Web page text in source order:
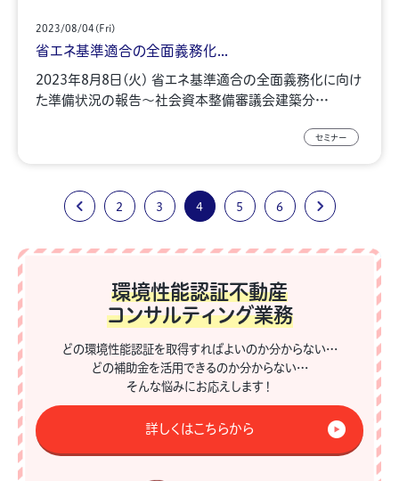
2023/08/04(Fri)
省エネ基準適合の全面義務化...
2023年8月8日(火) 省エネ基準適合の全面義務化に向け
た準備状況の報告～社会資本整備審議会建築分…
セミナー
2 3 4 5 6
環境性能認証不動産
コンサルティング業務
どの環境性能認証を取得すればよいのか分からない…
どの補助金を活用できるのか分からない…
そんな悩みにお応えします！
詳しくはこちらから